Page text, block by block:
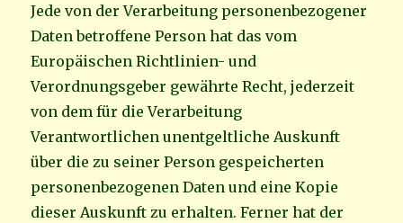
Jede von der Verarbeitung personenbezogener
Daten betroffene Person hat das vom
Europäischen Richtlinien- und
Verordnungsgeber gewährte Recht, jederzeit
von dem für die Verarbeitung
Verantwortlichen unentgeltliche Auskunft
über die zu seiner Person gespeicherten
personenbezogenen Daten und eine Kopie
dieser Auskunft zu erhalten. Ferner hat der